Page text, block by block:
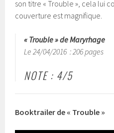
son titre « Trouble », cela lui
couverture est magnifique.
« Trouble » de Maryrhage
Le 24/04/2016 : 206 pages
NOTE : 4/5
Booktrailer de « Trouble »